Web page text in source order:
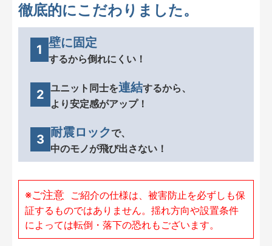
徹底的にこだわりました。
1 壁に固定
するから倒れにくい！
2 ユニット同士を連結するから、
より安定感がアップ！
3 耐震ロックで、
中のモノが飛び出さない！
※ご注意 ご紹介の仕様は、被害防止を必ずしも保
証するものではありません。揺れ方向や設置条件
によっては転倒・落下の恐れもございます。